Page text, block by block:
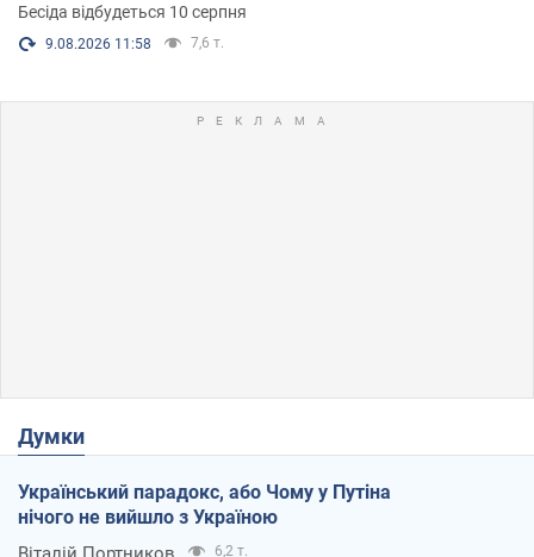
Бесіда відбудеться 10 серпня
9.08.2026 11:58 7,6 т.
Думки
Український парадокс, або Чому у Путіна
нічого не вийшло з Україною
6,2 т.